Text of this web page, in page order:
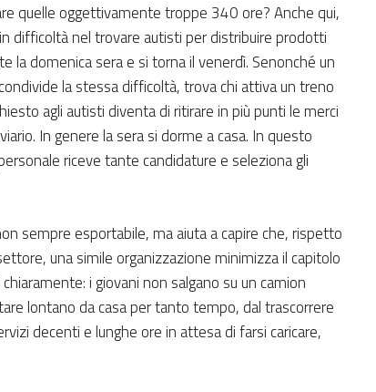
quelle oggettivamente troppe 340 ore? Anche qui,
difficoltà nel trovare autisti per distribuire prodotti
la domenica sera e si torna il venerdì. Senonché un
la stessa difficoltà, trova chi attiva un treno
agli autisti diventa di ritirare in più punti le merci
In genere la sera si dorme a casa. In questo
riceve tante candidature e seleziona gli
sempre esportabile, ma aiuta a capire che, rispetto
una simile organizzazione minimizza il capitolo
i giovani non salgano su un camion
lontano da casa per tanto tempo, dal trascorrere
decenti e lunghe ore in attesa di farsi caricare,